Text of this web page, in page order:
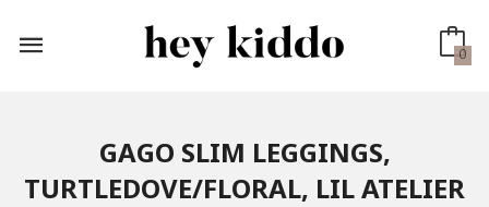
innholdet
0
GAGO SLIM LEGGINGS,
TURTLEDOVE/FLORAL, LIL ATELIER